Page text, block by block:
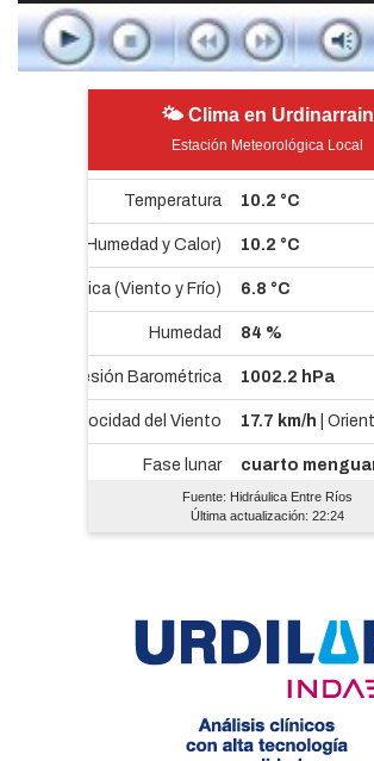
🌤 Clima en Urdinarrain
Estación Meteorológica Local
Fuente: Hidráulica Entre Ríos
Última actualización: 22:24